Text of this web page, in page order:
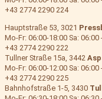
+43 2774 2290 224
Hauptstraße 53, 3021
Mo-Fr: 06:00-18:00 Sa: 06:00
+43 2774 2290 222
Tullner Straße 15a, 3442
Mo-Fr: 06:00-12:00 Sa: 06:00
+43 2774 2290 225
Bahnhofstraße 1-5, 3430